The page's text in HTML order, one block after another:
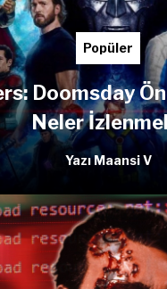
Popüler
Doomsday
Neler
Yazı Maansi V